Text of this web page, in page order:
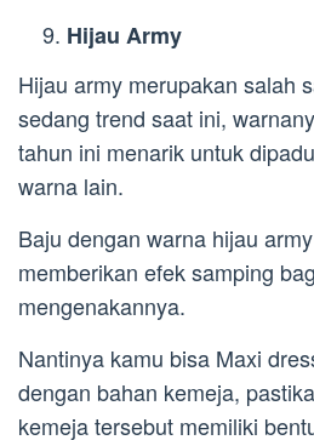
Hijau Army
Hijau army merupakan salah
sedang trend saat ini,
tahun ini menarik untuk
warna lain.
Baju dengan warna hijau
memberikan efek samping
mengenakannya.
Nantinya kamu bisa Maxi
dengan bahan kemeja,
kemeja tersebut memiliki